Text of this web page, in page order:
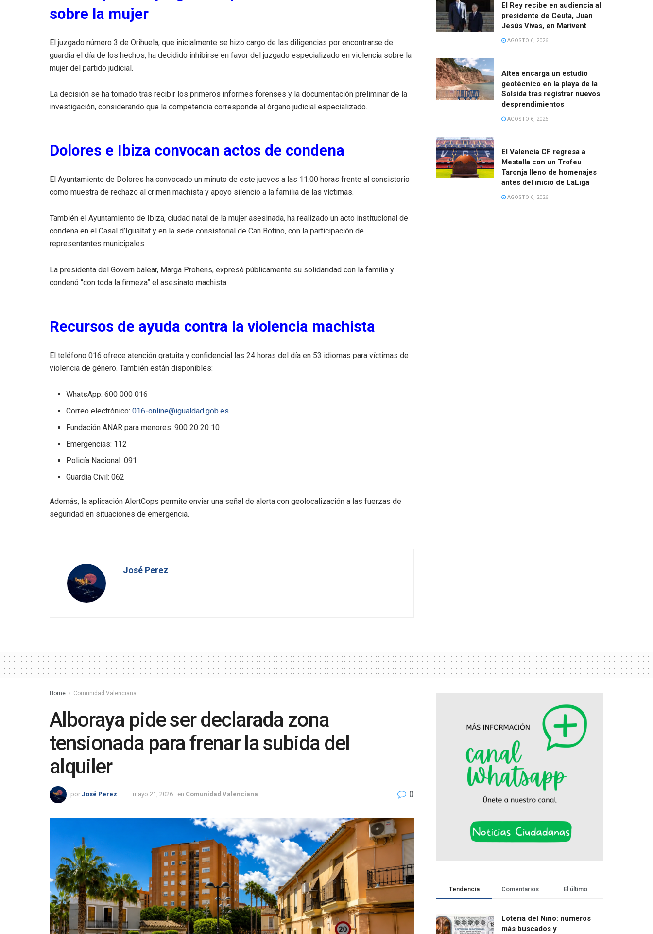
sobre la mujer
El juzgado número 3 de Orihuela, que inicialmente se hizo cargo de las diligencias por encontrarse de
guardia el día de los hechos, ha decidido inhibirse en favor del juzgado especializado en violencia sobre la
mujer del partido judicial.
La decisión se ha tomado tras recibir los primeros informes forenses y la documentación preliminar de la
investigación, considerando que la competencia corresponde al órgano judicial especializado.
Dolores e Ibiza convocan actos de condena
El Ayuntamiento de Dolores ha convocado un minuto de este jueves a las 11:00 horas frente al consistorio
como muestra de rechazo al crimen machista y apoyo silencio a la familia de las víctimas.
También el Ayuntamiento de Ibiza, ciudad natal de la mujer asesinada, ha realizado un acto institucional de
condena en el Casal d’Igualtat y en la sede consistorial de Can Botino, con la participación de
representantes municipales.
La presidenta del Govern balear, Marga Prohens, expresó públicamente su solidaridad con la familia y
condenó “con toda la firmeza” el asesinato machista.
Recursos de ayuda contra la violencia machista
El teléfono 016 ofrece atención gratuita y confidencial las 24 horas del día en 53 idiomas para víctimas de
violencia de género. También están disponibles:
WhatsApp: 600 000 016
Correo electrónico:016-online@igualdad.gob.es
Fundación ANAR para menores: 900 20 20 10
Emergencias: 112
Policía Nacional: 091
Guardia Civil: 062
Además, la aplicación AlertCops permite enviar una señal de alerta con geolocalización a las fuerzas de
seguridad en situaciones de emergencia.
José Perez
El Rey recibe en audiencia al
presidente de Ceuta, Juan
Jesús Vivas, en Marivent
AGOSTO 6, 2026
Altea encarga un estudio
geotécnico en la playa de la
Solsida tras registrar nuevos
desprendimientos
AGOSTO 6, 2026
El Valencia CF regresa a
Mestalla con un Trofeu
Taronja lleno de homenajes
antes del inicio de LaLiga
AGOSTO 6, 2026
Home Comunidad Valenciana
Alboraya pide ser declarada zona
tensionada para frenar la subida del
alquiler
por José Perez mayo 21, 2026 en Comunidad Valenciana 0
Tendencia Comentarios El último
Lotería del Niño: números
más buscados y